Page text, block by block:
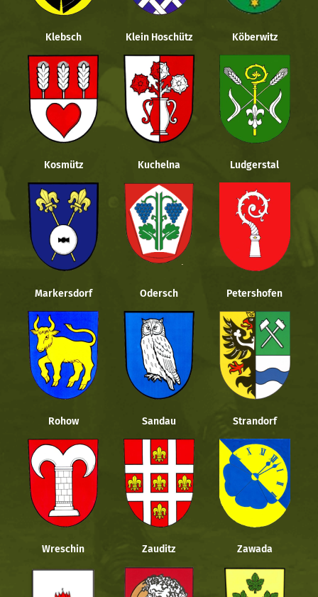
Klebsch Klein Hoschütz Köberwitz
Kosmütz Kuchelna Ludgerstal
Markersdorf Odersch Petershofen
Rohow Sandau Strandorf
Wreschin Zauditz Zawada